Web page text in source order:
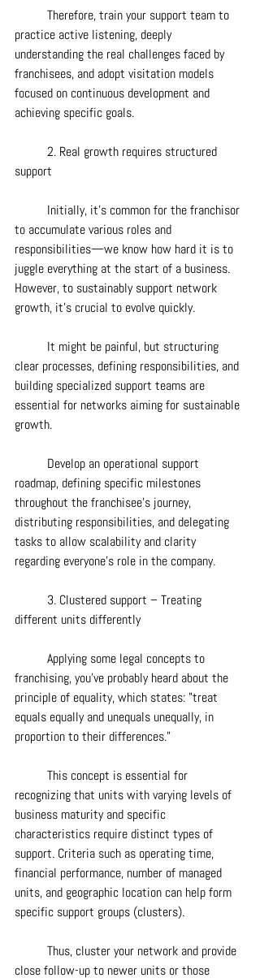
practice active listening, deeply
understanding the real challenges faced by
franchisees, and adopt visitation models
focused on continuous development and
achieving specific goals.
support
to accumulate various roles and
responsibilities—we know how hard it is to
juggle everything at the start of a business.
However, to sustainably support network
growth, it's crucial to evolve quickly.
clear processes, defining responsibilities, and
building specialized support teams are
essential for networks aiming for sustainable
growth.
roadmap, defining specific milestones
throughout the franchisee's journey,
distributing responsibilities, and delegating
tasks to allow scalability and clarity
regarding everyone's role in the company.
different units differently
franchising, you've probably heard about the
principle of equality, which states: "treat
equals equally and unequals unequally, in
proportion to their differences."
recognizing that units with varying levels of
business maturity and specific
characteristics require distinct types of
support. Criteria such as operating time,
financial performance, number of managed
units, and geographic location can help form
specific support groups (clusters).
close follow-up to newer units or those